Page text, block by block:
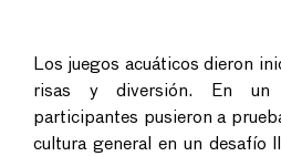
Los juegos acuáticos dieron
risas y diversión. En un
participantes pusieron a
cultura general en un desafío